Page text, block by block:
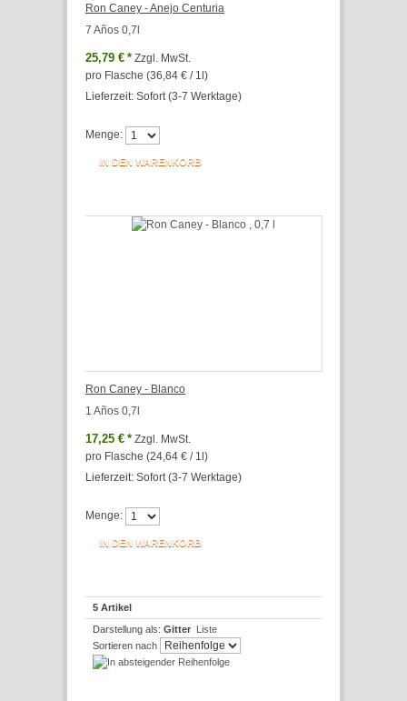
Ron Caney - Anejo Centuria
7 Años 0,7l
25,79 € * Zzgl. MwSt.
pro Flasche (36,84 € / 1l)
Lieferzeit: Sofort (3-7 Werktage)
Menge:
IN DEN WARENKORB
Ron Caney - Blanco
1 Años 0,7l
17,25 € * Zzgl. MwSt.
pro Flasche (24,64 € / 1l)
Lieferzeit: Sofort (3-7 Werktage)
Menge:
IN DEN WARENKORB
5 Artikel
Darstellung als: Gitter Liste
Sortieren nach